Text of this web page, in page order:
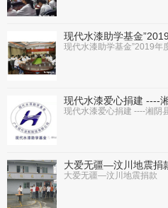
现代水漆助学基金
现代水漆助学基金”2019年
现代水漆爱心捐建 ----
现代水漆爱心捐建 ----湘阴
大爱无疆—汶川地震捐
大爱无疆—汶川地震捐款